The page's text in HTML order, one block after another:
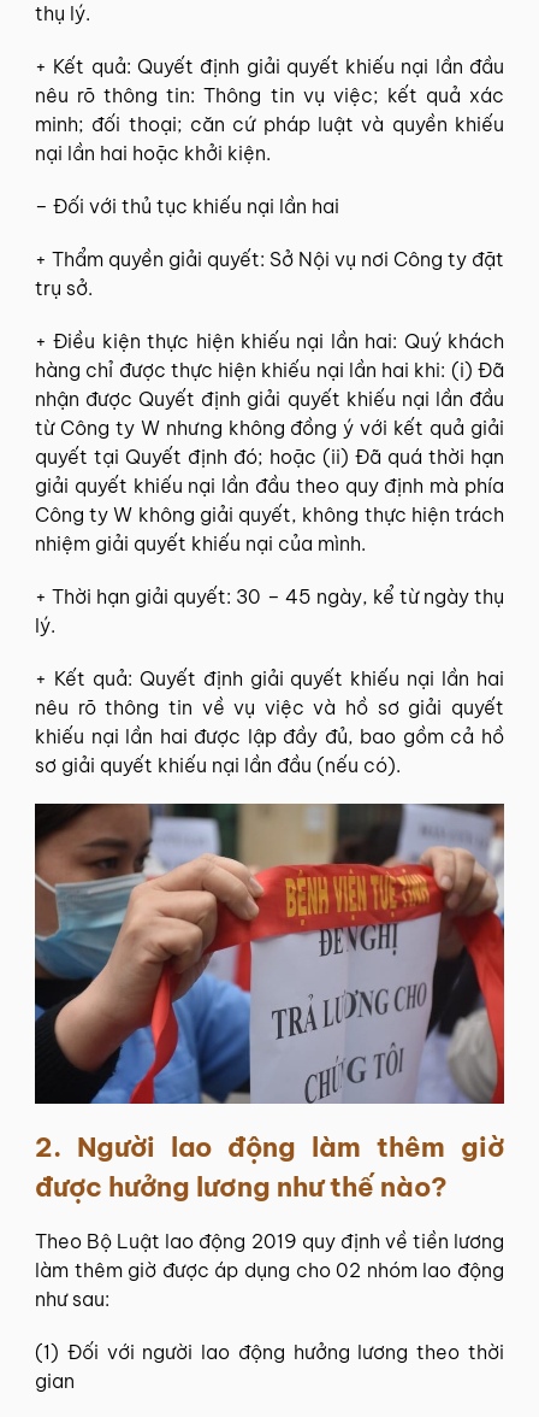
thụ lý.
+ Kết quả: Quyết định giải quyết khiếu nại lần đầu
nêu rõ thông tin: Thông tin vụ việc; kết quả xác
minh; đối thoại; căn cứ pháp luật và quyền khiếu
nại lần hai hoặc khởi kiện.
– Đối với thủ tục khiếu nại lần hai
+ Thẩm quyền giải quyết: Sở Nội vụ nơi Công ty đặt
trụ sở.
+ Điều kiện thực hiện khiếu nại lần hai: Quý khách
hàng chỉ được thực hiện khiếu nại lần hai khi: (i) Đã
nhận được Quyết định giải quyết khiếu nại lần đầu
từ Công ty W nhưng không đồng ý với kết quả giải
quyết tại Quyết định đó; hoặc (ii) Đã quá thời hạn
giải quyết khiếu nại lần đầu theo quy định mà phía
Công ty W không giải quyết, không thực hiện trách
nhiệm giải quyết khiếu nại của mình.
+ Thời hạn giải quyết: 30 – 45 ngày, kể từ ngày thụ
lý.
+ Kết quả: Quyết định giải quyết khiếu nại lần hai
nêu rõ thông tin về vụ việc và hồ sơ giải quyết
khiếu nại lần hai được lập đầy đủ, bao gồm cả hồ
sơ giải quyết khiếu nại lần đầu (nếu có).
2. Người lao động làm thêm giờ
được hưởng lương như thế nào?
Theo Bộ Luật lao động 2019 quy định về tiền lương
làm thêm giờ được áp dụng cho 02 nhóm lao động
như sau:
(1) Đối với người lao động hưởng lương theo thời
gian